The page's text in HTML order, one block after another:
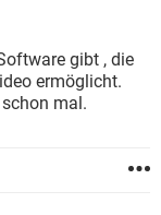
gibt , die
ermöglicht.
mal.